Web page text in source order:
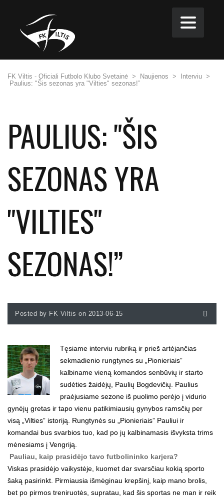
FK Viltis - Oficiali Futbolo Klubo Svetainė > Naujienos > Interviu >
Paulius: "Šis sezonas yra "Vilties" sezonas!”
PAULIUS: "ŠIS
SEZONAS YRA
"VILTIES"
SEZONAS!”
Posted by FK Viltis on 2013-06-15
Tęsiame interviu rubriką ir prieš artėjančias
sekmadienio rungtynes su „Pionieriais”
kalbiname vieną komandos senbūvių ir starto
sudėties žaidėjų, Paulių Bogdevičių. Paulius
praėjusiame sezone iš puolimo perėjo į vidurio
gynėjų gretas ir tapo vienu patikimiausių gynybos ramsčių per
visą „Vilties” istoriją. Rungtynės su „Pionieriais” Pauliui ir
komandai bus svarbios tuo, kad po jų kalbinamasis išvyksta trims
mėnesiams į Vengriją.
Pauliau, kaip prasidėjo tavo futbolininko karjera?
Viskas prasidėjo vaikystėje, kuomet dar svarsčiau kokią sporto
šaką pasirinkt. Pirmiausia išmėginau krepšinį, kaip mano brolis,
bet po pirmos treniruotės, supratau, kad šis sportas ne man ir reik